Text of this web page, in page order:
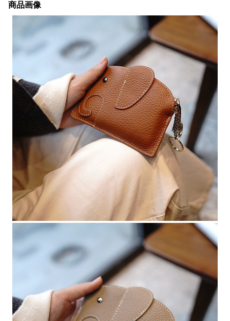
商品画像